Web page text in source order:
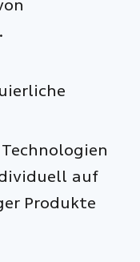
auf
Produkte